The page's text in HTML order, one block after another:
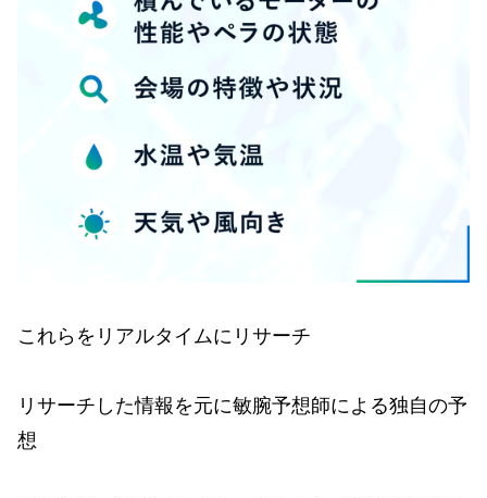
これらをリアルタイムにリサーチ
リサーチした情報を元に敏腕予想師による独自の予
想